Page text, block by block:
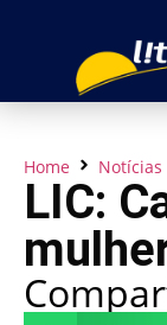
Home Notícias
LIC: